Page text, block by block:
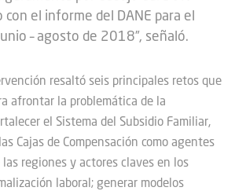
con el informe del DANE para el
– agosto de 2018”, señaló.
resaltó seis principales retos que
afrontar la problemática de la
el Sistema del Subsidio Familiar,
Cajas de Compensación como agentes
las regiones y actores claves en los
laboral; generar modelos